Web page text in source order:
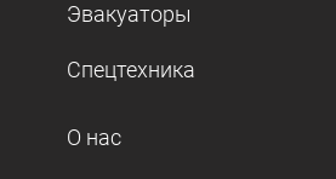
Эвакуаторы
Спецтехника
О нас